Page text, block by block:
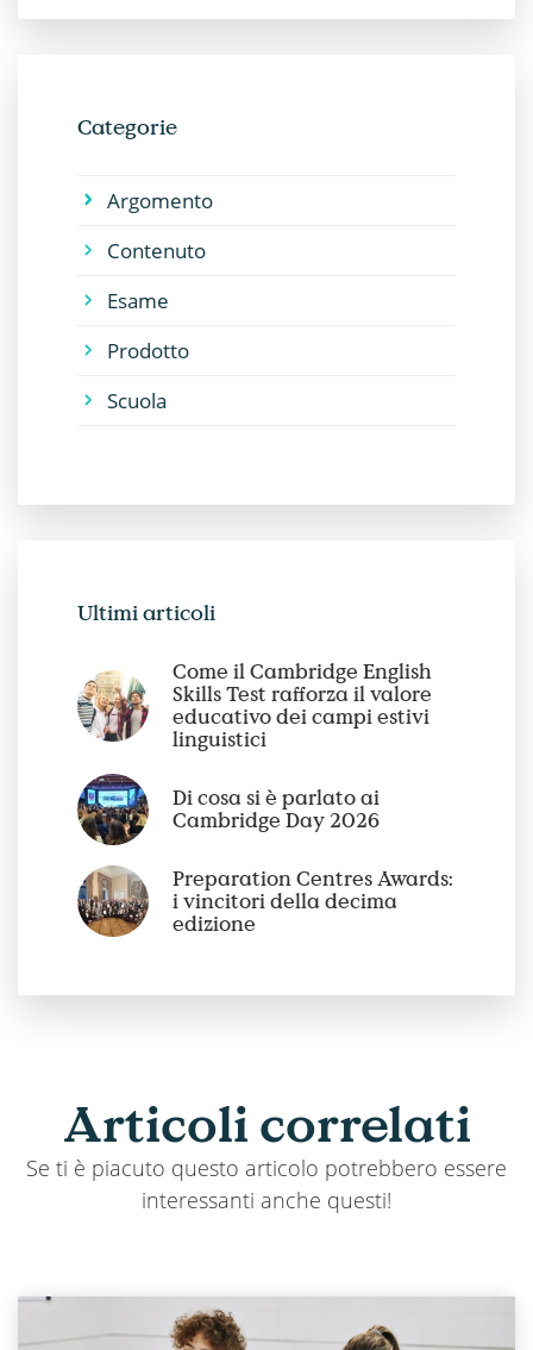
Categorie
Argomento
Contenuto
Esame
Prodotto
Scuola
Ultimi articoli
Come il Cambridge English
Skills Test rafforza il valore
educativo dei campi estivi
linguistici
Di cosa si è parlato ai
Cambridge Day 2026
Preparation Centres Awards:
i vincitori della decima
edizione
Articoli correlati
Se ti è piacuto questo articolo potrebbero essere
interessanti anche questi!